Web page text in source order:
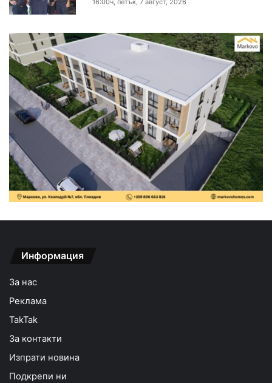
16:00ч, петък, 7 август, 2026
Информация
За нас
Реклама
TakTak
За контакти
Изпрати новина
Подкрепи ни